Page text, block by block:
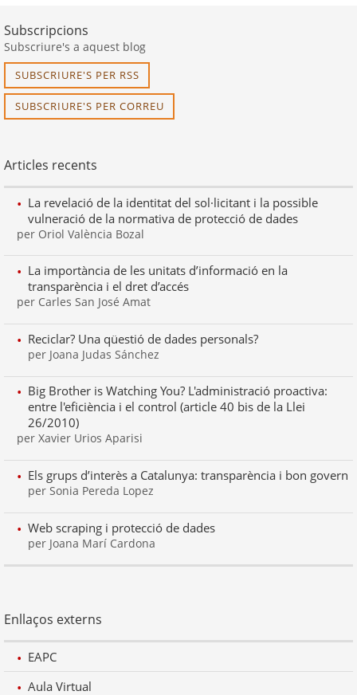
Subscripcions
Subscriure's a aquest blog
SUBSCRIURE'S PER RSS
SUBSCRIURE'S PER CORREU
Articles recents
La revelació de la identitat del sol·licitant i la possible
vulneració de la normativa de protecció de dades
per Oriol València Bozal
La importància de les unitats d’informació en la
transparència i el dret d’accés
per Carles San José Amat
Reciclar? Una qüestió de dades personals?
per Joana Judas Sánchez
Big Brother is Watching You? L'administració proactiva:
entre l'eficiència i el control (article 40 bis de la Llei
26/2010)
per Xavier Urios Aparisi
Els grups d’interès a Catalunya: transparència i bon govern
per Sonia Pereda Lopez
Web scraping i protecció de dades
per Joana Marí Cardona
Enllaços externs
EAPC
Aula Virtual